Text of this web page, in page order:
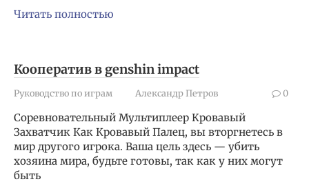
Читать полностью
Кооператив в genshin impact
Руководство по играм Александр Петров 0
Соревновательный Мультиплеер Кровавый
Захватчик Как Кровавый Палец, вы вторгнетесь в
мир другого игрока. Ваша цель здесь — убить
хозяина мира, будьте готовы, так как у них могут
быть